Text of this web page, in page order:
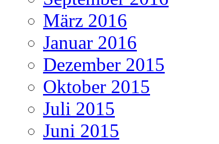
März 2016
Januar 2016
Dezember 2015
Oktober 2015
Juli 2015
Juni 2015